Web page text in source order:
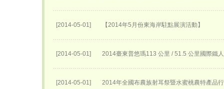
[2014-05-01] 【2014年5月份東海岸駐點展演活動】
[2014-05-01] 2014臺東普悠瑪113 公里 / 51.5 公里國際鐵
[2014-05-01] 2014年全國布農族射耳祭暨水蜜桃農特產品